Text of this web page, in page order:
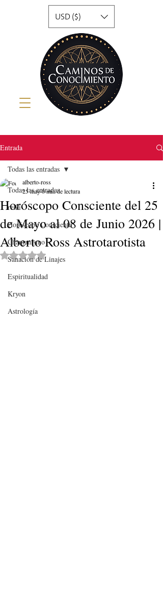
USD ($)
Entrada
Todas las entradas
reiki
Horóscopo Consciente
Chamanismo
Sanación de Linajes
Espiritualidad
Kryon
Astrología
Todas las entradas
Horóscopo Consciente del 25
de Mayo al 08 de Junio 2026 |
Alberto Ross Astrotarotista
alberto-ross
25 may0 min de lectura
Obtuvo NaN de 5 estrellas.